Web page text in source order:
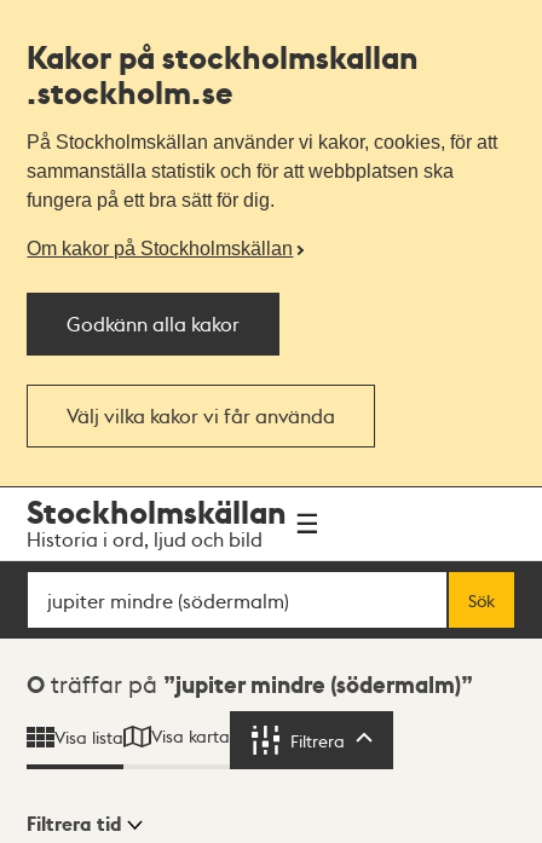
Kakor på stockholmskallan
.stockholm.se
På Stockholmskällan använder vi kakor, cookies, för att
sammanställa statistik och för att webbplatsen ska
fungera på ett bra sätt för dig.
Om kakor på Stockholmskällan
Godkänn alla kakor
Välj vilka kakor vi får använda
navigationen
huvudinnehållet
Stockholmskällan
Historia i ord, ljud och bild
Sök
Sök
Sökresultat
0 träffar på jupiter mindre (södermalm)
Visa lista Visa karta Filtrera
Filtrera tid